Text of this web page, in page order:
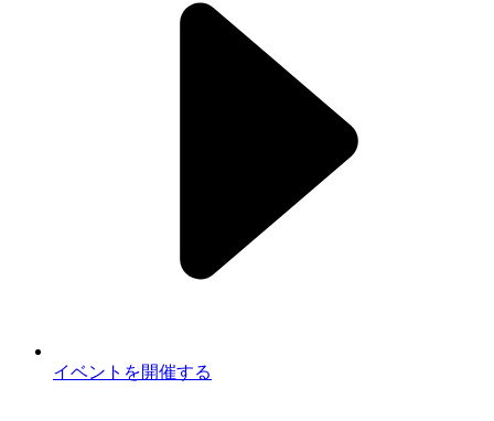
イベントを開催する